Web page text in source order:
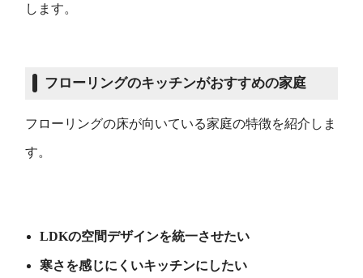
します。
フローリングのキッチンがおすすめの家庭
フローリングの床が向いている家庭の特徴を紹介しま
す。
LDKの空間デザインを統一させたい
寒さを感じにくいキッチンにしたい